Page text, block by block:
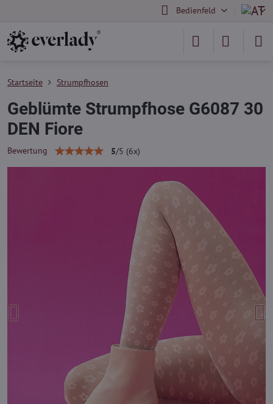
Bedienfeld
Startseite Strumpfhosen
Geblümte Strumpfhose G6087 30
DEN Fiore
Bewertung 5/5 (6x)